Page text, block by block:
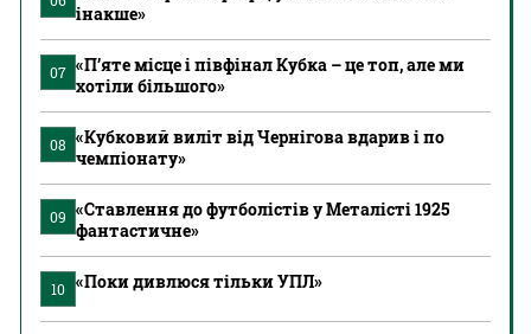
інакше»
07 «П’яте місце і півфінал Кубка – це топ, але ми
хотіли більшого»
08 «Кубковий виліт від Чернігова вдарив і по
чемпіонату»
09 «Ставлення до футболістів у Металісті 1925
фантастичне»
10 «Поки дивлюся тільки УПЛ»